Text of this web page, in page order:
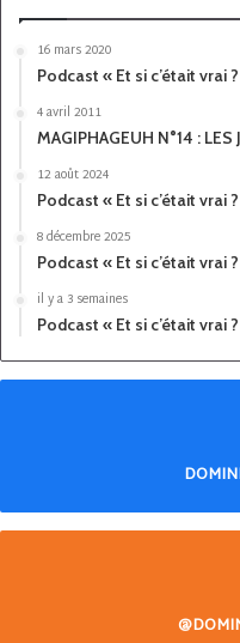
16 mars 2020
Podcast « Et si c’était vrai
4 avril 2011
MAGIPHAGEUH N°14 : LES
12 août 2024
Podcast « Et si c’était vrai
8 décembre 2025
Podcast « Et si c’était vrai ?
il y a 3 semaines
Podcast « Et si c’était vrai ?